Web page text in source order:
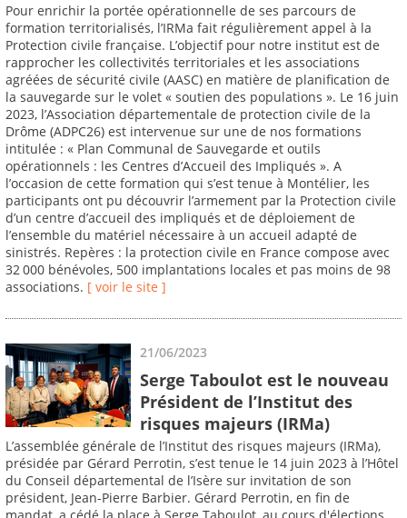
Pour enrichir la portée opérationnelle de ses parcours de
formation territorialisés, l’IRMa fait régulièrement appel à la
Protection civile française. L’objectif pour notre institut est de
rapprocher les collectivités territoriales et les associations
agréées de sécurité civile (AASC) en matière de planification de
la sauvegarde sur le volet « soutien des populations ». Le 16 juin
2023, l’Association départementale de protection civile de la
Drôme (ADPC26) est intervenue sur une de nos formations
intitulée : « Plan Communal de Sauvegarde et outils
opérationnels : les Centres d’Accueil des Impliqués ». A
l’occasion de cette formation qui s’est tenue à Montélier, les
participants ont pu découvrir l’armement par la Protection civile
d’un centre d’accueil des impliqués et de déploiement de
l’ensemble du matériel nécessaire à un accueil adapté de
sinistrés. Repères : la protection civile en France compose avec
32 000 bénévoles, 500 implantations locales et pas moins de 98
associations. [ voir le site ]
21/06/2023
Serge Taboulot est le nouveau
Président de l’Institut des
risques majeurs (IRMa)
L’assemblée générale de l’Institut des risques majeurs (IRMa),
présidée par Gérard Perrotin, s’est tenue le 14 juin 2023 à l’Hôtel
du Conseil départemental de l’Isère sur invitation de son
président, Jean-Pierre Barbier. Gérard Perrotin, en fin de